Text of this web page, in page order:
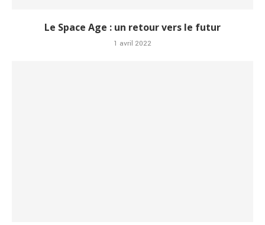
Le Space Age : un retour vers le futur
1 avril 2022